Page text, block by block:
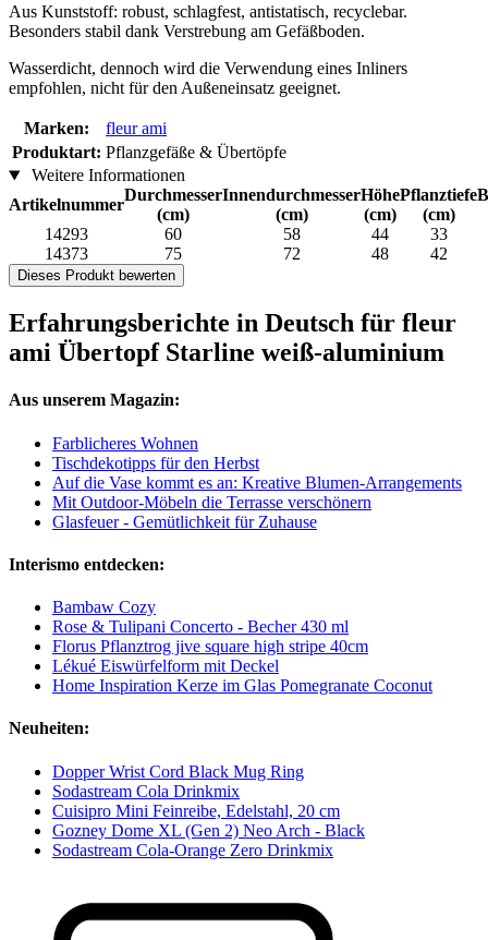
Aus Kunststoff: robust, schlagfest, antistatisch, recyclebar.
Besonders stabil dank Verstrebung am Gefäßboden.
Wasserdicht, dennoch wird die Verwendung eines Inliners
empfohlen, nicht für den Außeneinsatz geeignet.
Marken:
fleur ami
Produktart: Pflanzgefäße & Übertöpfe
Weitere Informationen
Artikelnummer
Durchmesser
(cm)
Innendurchmesser
(cm)
Höhe
(cm)
Pflanztiefe
(cm)
14293 60 58 44
33
14373
75 72 48 42
Dieses Produkt bewerten
Erfahrungsberichte in Deutsch für fleur
ami Übertopf Starline weiß-aluminium
Aus unserem Magazin:
Farblicheres Wohnen
Tischdekotipps für den Herbst
Auf die Vase kommt es an: Kreative Blumen-Arrangements
Mit Outdoor-Möbeln die Terrasse verschönern
Glasfeuer - Gemütlichkeit für Zuhause
Interismo entdecken:
Bambaw Cozy
Rose & Tulipani Concerto - Becher 430 ml
Florus Pflanztrog jive square high stripe 40cm
Lékué Eiswürfelform mit Deckel
Home Inspiration Kerze im Glas Pomegranate Coconut
Neuheiten:
Dopper Wrist Cord Black Mug Ring
Sodastream Cola Drinkmix
Cuisipro Mini Feinreibe, Edelstahl, 20 cm
Gozney Dome XL (Gen 2) Neo Arch - Black
Sodastream Cola-Orange Zero Drinkmix